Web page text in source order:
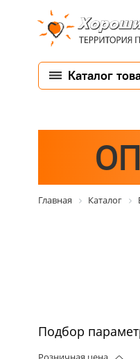
Каталог
Главная Каталог
Подбор